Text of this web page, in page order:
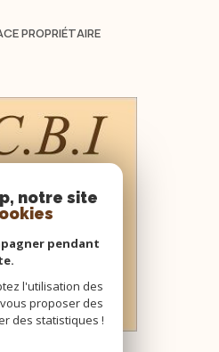
PROPRIÉTAIRE
notre site
pendant
l'utilisation des
proposer des
des statistiques !